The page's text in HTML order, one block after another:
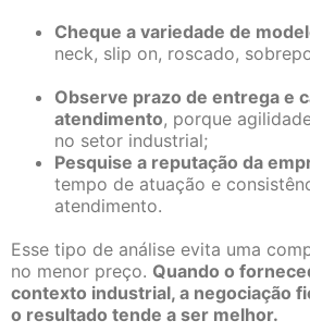
Cheque a variedade de
neck, slip on, roscado,
Observe prazo de entrega e
atendimento, porque
no setor industrial;
Pesquise a reputação da
tempo de atuação e
atendimento.
Esse tipo de análise evita uma
no menor preço. Quando o
contexto industrial, a negociação
o resultado tende a ser melhor.